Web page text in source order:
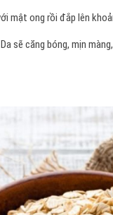
mật ong rồi đắp lên
sẽ căng bóng, mịn